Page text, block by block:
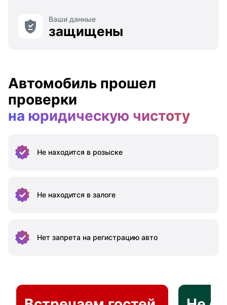
Ваши данные
защищены
Автомобиль прошел
проверки
на юридическую чистоту
Не находится в розыске
Не находится в залоге
Нет запрета на регистрацию авто